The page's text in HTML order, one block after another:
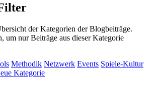
der Kategorien der Blogbeiträge.
um nur Beiträge aus dieser Kategorie
Methodik Netzwerk Events Spiele-Kultur
Kategorie